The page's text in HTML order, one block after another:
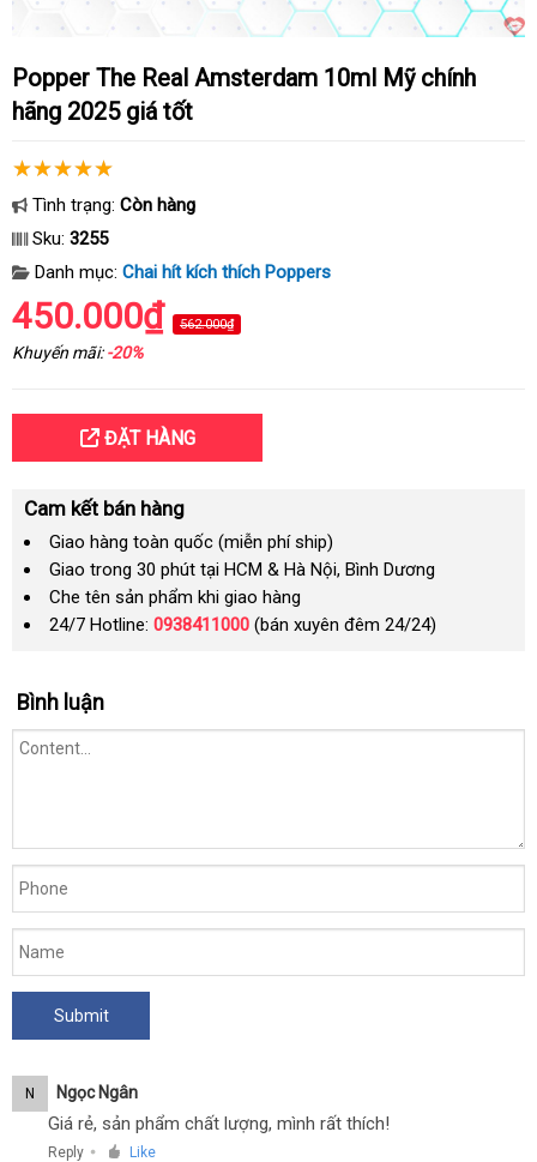
Popper The Real Amsterdam 10ml Mỹ chính
hãng 2025 giá tốt
Tình trạng: Còn hàng
Sku: 3255
Danh mục: Chai hít kích thích Poppers
450.000₫ 562.000₫
Khuyến mãi:-20%
ĐẶT HÀNG
Cam kết bán hàng
Giao hàng toàn quốc (miễn phí ship)
Giao trong 30 phút tại HCM & Hà Nội, Bình Dương
Che tên sản phẩm khi giao hàng
24/7 Hotline: 0938411000 (bán xuyên đêm 24/24)
Bình luận
N Ngọc Ngân
Giá rẻ, sản phẩm chất lượng, mình rất thích!
Reply ● Like